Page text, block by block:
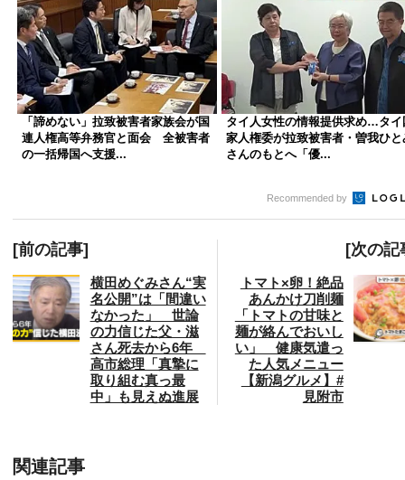
「諦めない」拉致被害者家族会が国
連人権高等弁務官と面会 全被害者
の一括帰国へ支援...
タイ人女性の情報提供求め…タイ
家人権委が拉致被害者・曽我ひと
さんのもとへ「優...
Recommended by
[前の記事]
横田めぐみさん“実
名公開”は「間違い
なかった」 世論
の力信じた父・滋
さん死去から6年
高市総理「真摯に
取り組む真っ最
中」も見えぬ進展
[次の記
トマト×卵！絶品
あんかけ刀削麺
「トマトの甘味と
麺が絡んでおいし
い」 健康気遣っ
た人気メニュー
【新潟グルメ】#
見附市
関連記事